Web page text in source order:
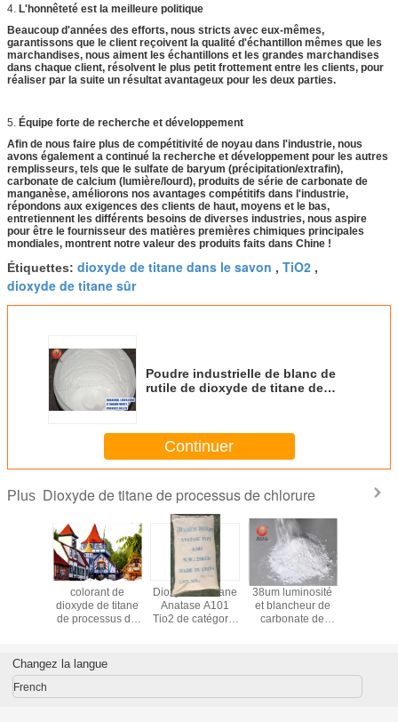
4. L'honnêteté est la meilleure politique
Beaucoup d'années des efforts, nous stricts avec eux-mêmes,
garantissons que le client reçoivent la qualité d'échantillon mêmes que les
marchandises, nous aiment les échantillons et les grandes marchandises
dans chaque client, résolvent le plus petit frottement entre les clients, pour
réaliser par la suite un résultat avantageux pour les deux parties.
5. Équipe forte de recherche et développement
Afin de nous faire plus de compétitivité de noyau dans l'industrie, nous
avons également a continué la recherche et développement pour les autres
remplisseurs, tels que le sulfate de baryum (précipitation/extrafin),
carbonate de calcium (lumière/lourd), produits de série de carbonate de
manganèse, améliorons nos avantages compétitifs dans l'industrie,
répondons aux exigences des clients de haut, moyens et le bas,
entretiennent les différents besoins de diverses industries, nous aspire
pour être le fournisseur des matières premières chimiques principales
mondiales, montrent notre valeur des produits faits dans Chine !
Étiquettes: dioxyde de titane dans le savon , TiO2 ,
dioxyde de titane sûr
Poudre industrielle de blanc de
rutile de dioxyde de titane de
Continuer
Plus Dioxyde de titane de processus de chlorure
de
le
colorant de
dioxyde de titane
de processus de
extérieure Cas
No.13463-67-7
Dioxyde de titane
Anatase A101
Tio2 de catégorie
38um luminosité
et blancheur de
carbonate de
Changez la langue
French